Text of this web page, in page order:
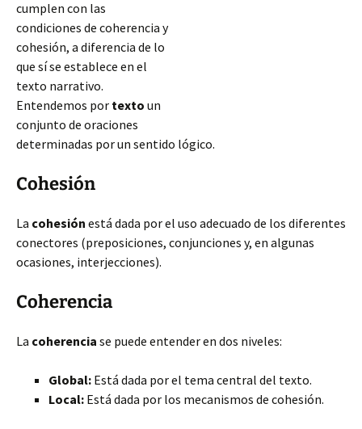
cumplen con las
condiciones de coherencia y
cohesión, a diferencia de lo
que sí se establece en el
texto narrativo.
Entendemos por texto un
conjunto de oraciones
determinadas por un sentido lógico.
Cohesión
La cohesión está dada por el uso adecuado de los diferentes
conectores (preposiciones, conjunciones y, en algunas
ocasiones, interjecciones).
Coherencia
La coherencia se puede entender en dos niveles:
Global: Está dada por el tema central del texto.
Local: Está dada por los mecanismos de cohesión.